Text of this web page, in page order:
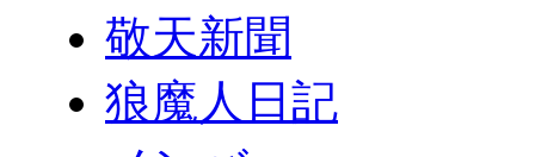
敬天新聞
狼魔人日記